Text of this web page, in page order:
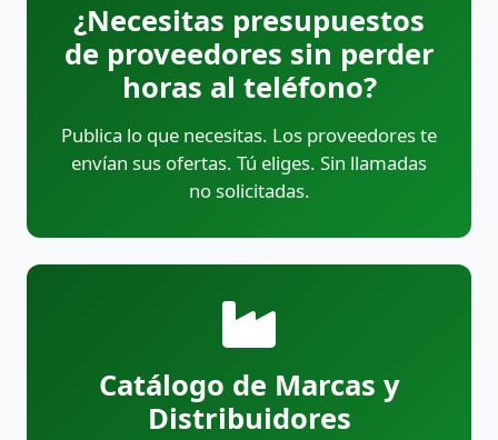
¿Necesitas presupuestos
de proveedores sin perder
horas al teléfono?
Publica lo que necesitas. Los proveedores te
envían sus ofertas. Tú eliges. Sin llamadas
no solicitadas.
Catálogo de Marcas y
Distribuidores